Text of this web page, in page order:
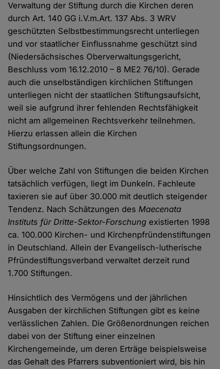
Verwaltung der Stiftung durch die Kirchen deren
durch Art. 140 GG i.V.m.Art. 137 Abs. 3 WRV
geschützten Selbstbestimmungsrecht unterliegen
und vor staatlicher Einflussnahme geschützt sind
(Niedersächsisches Oberverwaltungsgericht,
Beschluss vom 16.12.2010 – 8 ME2 76/10). Gerade
auch die unselbständigen kirchlichen Stiftungen
unterliegen nicht der staatlichen Stiftungsaufsicht,
weil sie aufgrund ihrer fehlenden Rechtsfähigkeit
nicht am allgemeinen Rechtsverkehr teilnehmen.
Hierzu erlassen allein die Kirchen
Stiftungsordnungen.
Über welche Zahl von Stiftungen die beiden Kirchen
tatsächlich verfügen, liegt im Dunkeln. Fachleute
taxieren sie auf über 30.000 mit deutlich steigender
Tendenz. Nach Schätzungen desMaecenata
Instituts für Dritte-Sektor-Forschung existierten 1998
ca. 100.000 Kirchen- und Kirchenpfründenstiftungen
in Deutschland. Allein der Evangelisch-lutherische
Pfründestiftungsverband verwaltet derzeit rund
1.700 Stiftungen.
Hinsichtlich des Vermögens und der jährlichen
Ausgaben der kirchlichen Stiftungen gibt es keine
verlässlichen Zahlen. Die Größenordnungen reichen
dabei von der Stiftung einer einzelnen
Kirchengemeinde, um deren Erträge beispielsweise
das Gehalt des Pfarrers subventioniert wird, bis hin